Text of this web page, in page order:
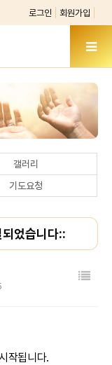
로그인 회원가입
갤러리
기도요청
었습니다::
작됩니다.